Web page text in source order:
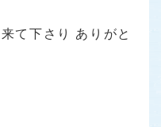
て下さり ありがと